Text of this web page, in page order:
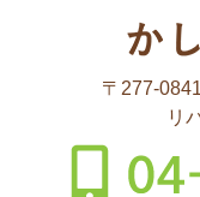
〒277-
リ